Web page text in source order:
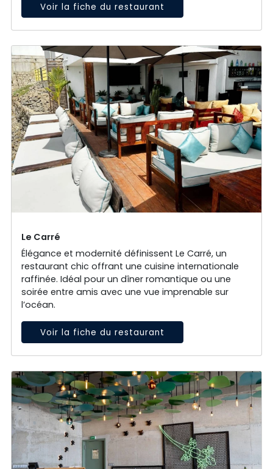
Voir la fiche du restaurant
Le Carré
Élégance et modernité définissent Le Carré, un
restaurant chic offrant une cuisine internationale
raffinée. Idéal pour un dîner romantique ou une
soirée entre amis avec une vue imprenable sur
l’océan.
Voir la fiche du restaurant